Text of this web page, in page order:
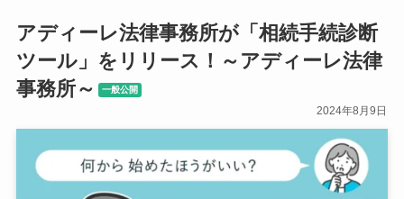
アディーレ法律事務所が「相続手続診断
ツール」をリリース！～アディーレ法律
事務所～
一般公開
2024年8月9日